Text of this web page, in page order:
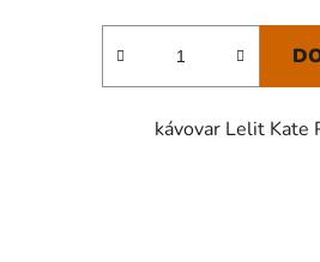
kávovar Lelit Kate